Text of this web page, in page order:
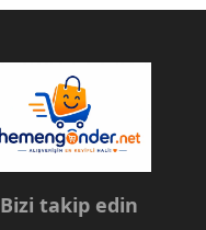
Bizi takip edin